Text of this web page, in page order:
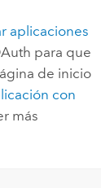
aplicaciones
para que
de inicio
con
más